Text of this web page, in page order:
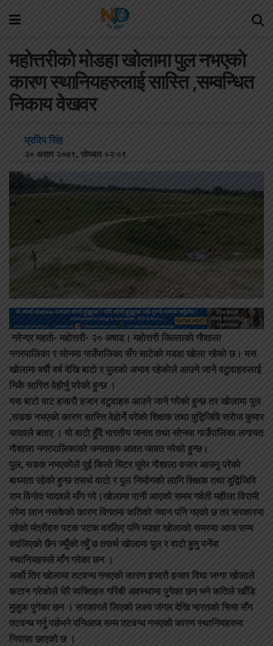
महाेत्तरीकाे माेडहा खाेलामा पुल नभएकाे
कारण स्थानियहरुलाई सास्ति ,सम्वन्धित
निकाय वेखवर
प्रदिप सिंह
२० असार २०७९, सोमबार ०२:०९
नरेन्द्र महताे- महाेत्तरी- २० अषाढ। महाेत्तरी जिल्लाकाे गाैशाला
नगरपालिका र साेनमा गाउँपालिका सँग साटेकाे मडहा खाेला रहेकाे छ। यस
खाेलामा वर्षाै वर्ष देखि बाटाे र पुलकाे अभाव रहेकाेले आउने जाने वटुवाहरुलाई
निकै सास्ति वेहाेर्नु परेकाे हुन्छ ।
यस बाटाे वाट हजाराै हजार वटुवाहरु आउने जाने गरेकाे हुन्छ तर खाेलामा पुल
,सडक नभएकाे कारण सास्ति वेहाेर्ने परेकाे शिक्षक तथा वुद्विजिवि सराेज कुमार
यादवले बताए । याे वाटाे हुँदै भारतीय जनता तथा साेनमा गाउँपालिका लगायत
गाैशाला नगरपालिकाकाे जनताहरु आवत जावत गरेकाे हुन्छ।
पुल, सडक नभएकाेेले दुई किलाे मिटर घुमेर गाैशाला वजार आउनु परेकाे
बाध्यता रहेकाे हुन्छ तसर्थ वाटाे र पुल निर्माणकाे लागि शिक्षक तथा वुद्विजिवि
राम विनाेद यादवले माँग गरे।खाेलामा पानी आएकाे समय गर्वती महीला विरामी
परेमा लान नसकेकाे कारण विगतमा कतिकाे ज्यान पनि गएकाे छ तर सरकारमा
रहेकाे मंत्रीहरु पटक पटक वदलिए पनि मडहा खाेलाकाे समस्या आज सम्म
वदलिएकाे छैन ज्युँकाे त्युँ छ तसर्थ खाेलामा पुल र वाटाे हुनु पर्नेमा
स्थानियहरुले माँग गरेका छन ।
अर्काे तिर खाेलामा तटवन्ध नभएकाे कारण हजाराै हजार विघा जग्गा खाेलाले
कटान गरेकाेले धेरै व्यक्तिहरु गरिबी अवस्थामा पुगेका छन भने कतिले खाँडि
मुलुक पुगेका छन । सरकारले लिएकाे लक्ष्य जंगल देखि भारतकाे सिमा सँग
तटवन्ध गर्नु पर्छभने पनिआज सम्म तटवन्ध नभएकाे कारण स्थानियहरुमा
निरासा छाएकाे छ ।